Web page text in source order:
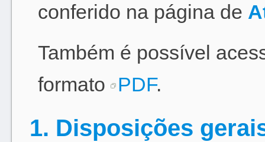
conferido na página de
Também é possível
formato
PDF.
1. Disposições